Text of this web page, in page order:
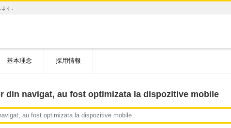
す。
基本理念 採用情報
din navigat, au fost optimizata la dispozitive mobile
au fost optimizata la dispozitive mobile